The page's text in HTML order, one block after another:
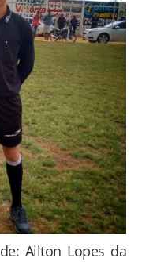
Ailton Lopes da